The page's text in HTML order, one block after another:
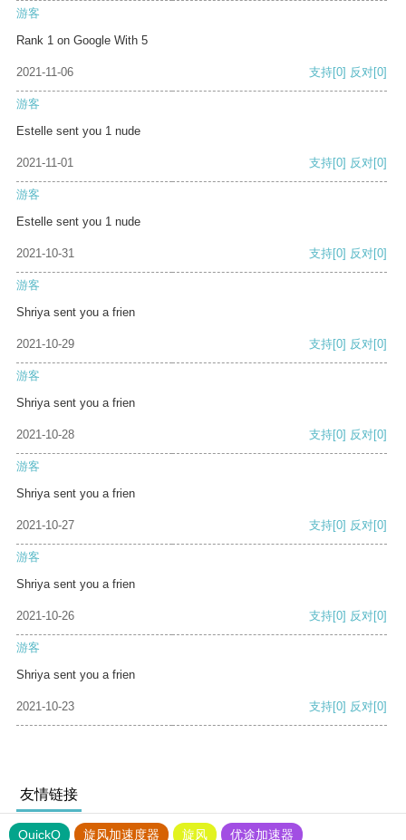
游客
Rank 1 on Google With 5
2021-11-06 支持[0] 反对[0]
游客
Estelle sent you 1 nude
2021-11-01 支持[0] 反对[0]
游客
Estelle sent you 1 nude
2021-10-31 支持[0] 反对[0]
游客
Shriya sent you a frien
2021-10-29 支持[0] 反对[0]
游客
Shriya sent you a frien
2021-10-28 支持[0] 反对[0]
游客
Shriya sent you a frien
2021-10-27 支持[0] 反对[0]
游客
Shriya sent you a frien
2021-10-26 支持[0] 反对[0]
游客
Shriya sent you a frien
2021-10-23 支持[0] 反对[0]
友情链接
QuickQ 旋风加速度器 旋风 优途加速器